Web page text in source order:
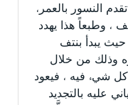
النسور بالعمر،
، وطبعاً هذا يهدد
حيث يبدأ بنتف
وذلك من خلال
شيء فيه ، فيعود
عليه بالتجديد